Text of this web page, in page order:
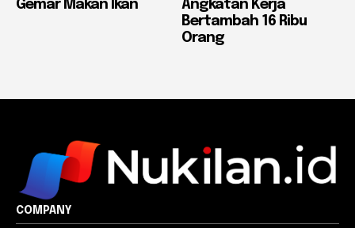
Gemar Makan Ikan
Angkatan Kerja
Bertambah 16 Ribu
Orang
COMPANY